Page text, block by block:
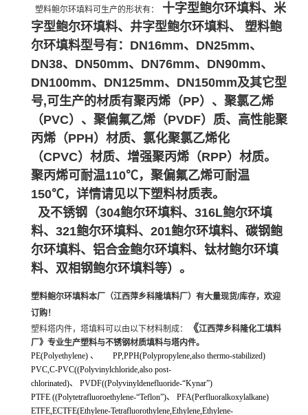
塑料鲍尔环填料可生产的形状有：
十字型鲍尔环填料、米
字型鲍尔环填料、井字型鲍尔环填料、
塑料鲍
尔环填料型号有：DN16mm、DN25mm、
DN38、DN50mm、DN76mm、DN90mm、
DN100mm、DN125mm、DN150mm及其它型
号,可生产的材质有聚丙烯（PP）、聚氯乙烯
（PVC）、聚偏氟乙烯（PVDF）质、高性能聚
丙烯（PPH）材质、氯化聚氯乙烯化
（CPVC）材质、增强聚丙烯（RPP）材质。
聚丙烯可耐温110℃，聚偏氟乙烯可耐温
150℃，详情请见以下塑料材质表。
及不锈钢（304鲍尔环填料、316L鲍尔环填
料、321鲍尔环填料、201鲍尔环填料、碳钢鲍
尔环填料、铝合金鲍尔环填料、钛材鲍尔环填
料、双相钢鲍尔环填料等）。
塑料鲍尔环填料本厂（江西萍乡科隆填料厂）有大量现货/库存，欢迎
订购！
塑料塔内件， 塔填料可以由以下材料制成： 《江西萍乡科隆化工填料
厂》专业生产塑料与不锈钢材质填料与塔内件。
PE(Polyethylene) 、 PP,PPH(Polypropylene,also thermo-stabilized)
PVC,C-PVC((Polyvinylchloride,also post-
chlorinated)、 PVDF((Polyvinyldenefluoride-“Kynar”)
PTFE ((Polytetrafluoroethylene-“Teflon”)、 PFA(Perfluoralkoxylalkane)
ETFE,ECTFE(Ethylene-Tetrafluorothylene,Ethylene,Ethylene-